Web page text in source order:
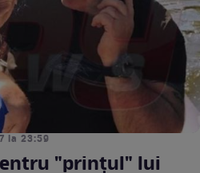
la 23:59
"prinţul" lui